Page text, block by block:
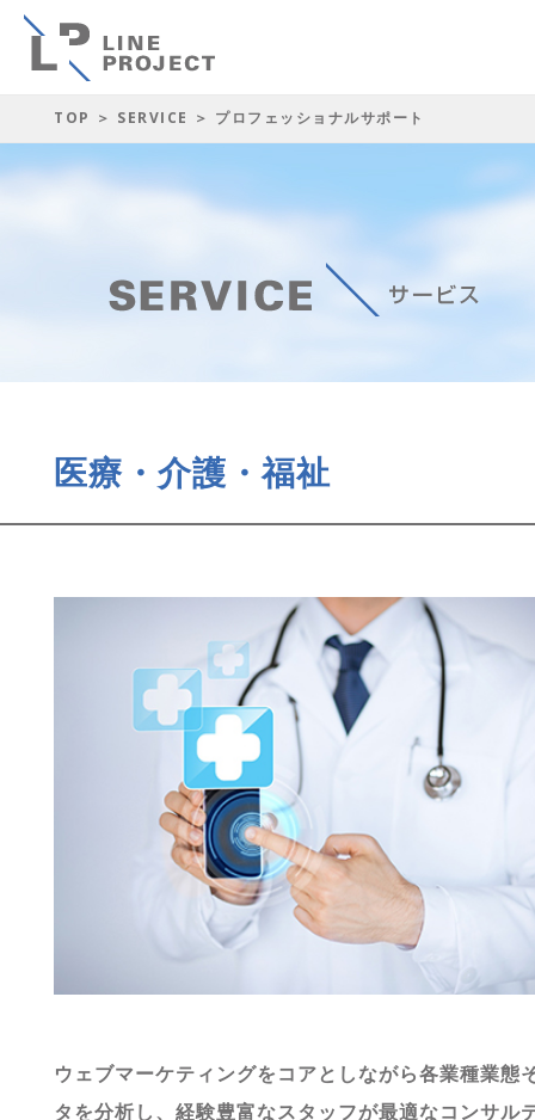
TOP ＞ SERVICE ＞ プロフェッショナルサポート
医療・介護・福祉
ウェブマーケティングをコアとしながら各業種業態
タを分析し、経験豊富なスタッフが最適なコンサル